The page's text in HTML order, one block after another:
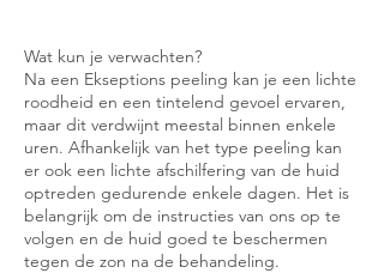
Wat kun je verwachten?
Na een Ekseptions peeling kan je een lichte
roodheid en een tintelend gevoel ervaren,
maar dit verdwijnt meestal binnen enkele
uren. Afhankelijk van het type peeling kan
er ook een lichte afschilfering van de huid
optreden gedurende enkele dagen. Het is
belangrijk om de instructies van ons op te
volgen en de huid goed te beschermen
tegen de zon na de behandeling.